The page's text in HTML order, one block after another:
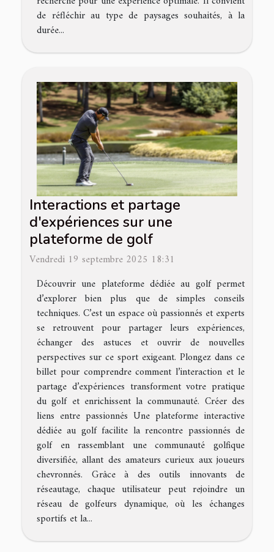
de réfléchir au type de paysages souhaités, à la
durée...
Interactions et partage
d'expériences sur une
plateforme de golf
Vendredi 19 septembre 2025 18:31
Découvrir une plateforme dédiée au golf permet
d’explorer bien plus que de simples conseils
techniques. C’est un espace où passionnés et experts
se retrouvent pour partager leurs expériences,
échanger des astuces et ouvrir de nouvelles
perspectives sur ce sport exigeant. Plongez dans ce
billet pour comprendre comment l’interaction et le
partage d’expériences transforment votre pratique
du golf et enrichissent la communauté. Créer des
liens entre passionnés Une plateforme interactive
dédiée au golf facilite la rencontre passionnés de
golf en rassemblant une communauté golfique
diversifiée, allant des amateurs curieux aux joueurs
chevronnés. Grâce à des outils innovants de
réseautage, chaque utilisateur peut rejoindre un
réseau de golfeurs dynamique, où les échanges
sportifs et la...